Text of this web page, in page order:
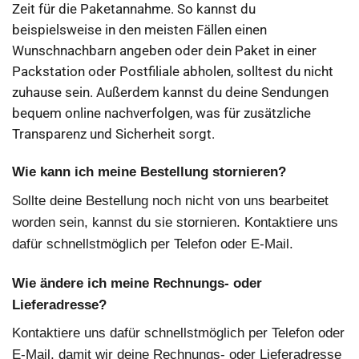
Zeit für die Paketannahme. So kannst du
beispielsweise in den meisten Fällen einen
Wunschnachbarn angeben oder dein Paket in einer
Packstation oder Postfiliale abholen, solltest du nicht
zuhause sein. Außerdem kannst du deine Sendungen
bequem online nachverfolgen, was für zusätzliche
Transparenz und Sicherheit sorgt.
Wie kann ich meine Bestellung stornieren?
Sollte deine Bestellung noch nicht von uns bearbeitet
worden sein, kannst du sie stornieren. Kontaktiere uns
dafür schnellstmöglich per Telefon oder E-Mail.
Wie ändere ich meine Rechnungs- oder
Lieferadresse?
Kontaktiere uns dafür schnellstmöglich per Telefon oder
E-Mail, damit wir deine Rechnungs- oder Lieferadresse